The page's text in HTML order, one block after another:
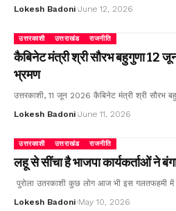
Lokesh Badoni June 12, 2026
उत्तरकाशी उत्तराखंड राजनीति
कैबिनेट मंत्री श्री सौरभ बहुगुणा 12
भ्रमण
उत्तरकाशी, 11 जून 2026 कैबिनेट मंत्री श्री सौरभ
Lokesh Badoni June 11, 2026
उत्तरकाशी उत्तराखंड राजनीति
लहू से सींचा है भाजपा कार्यकर्ताओं ने
पुरोला उतरकाशी कुछ लोग आज भी इस गलतफहमी
Lokesh Badoni May 10, 2026